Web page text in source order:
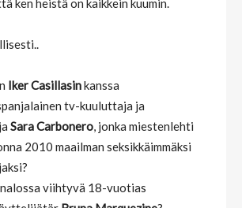
ken heistä on kaikkein kuumin.
Iker Casillasinkanssa
tv-kuuluttaja ja
Sara Carbonero, jonka miestenlehti
2010 maailman seksikkäimmäksi
viihtyvä 18-vuotias